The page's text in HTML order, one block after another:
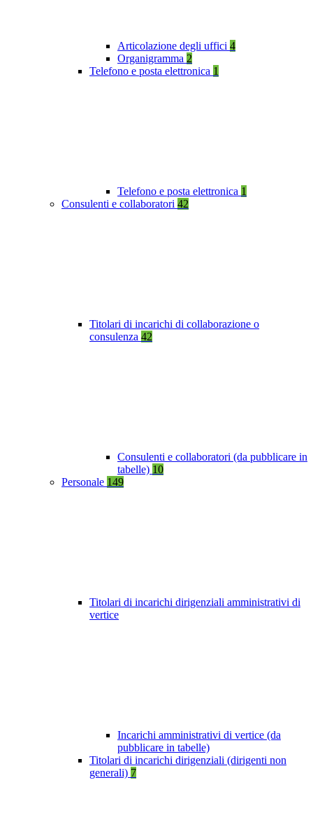
Articolazione degli uffici 4
Organigramma 2
Telefono e posta elettronica 1
Telefono e posta elettronica 1
Consulenti e collaboratori 42
Titolari di incarichi di collaborazione o
consulenza 42
Consulenti e collaboratori (da pubblicare in
tabelle) 10
Personale 149
Titolari di incarichi dirigenziali amministrativi di
vertice
Incarichi amministrativi di vertice (da
pubblicare in tabelle)
Titolari di incarichi dirigenziali (dirigenti non
generali) 7